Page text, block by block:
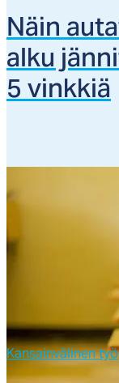
Näin
al­ku
5 vink­kiä
Kansainvälinen työ